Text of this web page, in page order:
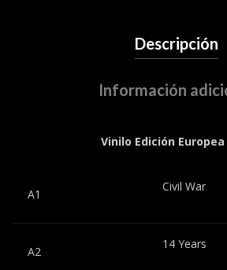
Descripción
Información
Vinilo Edición Europea
A1
Civil War
A2
14 Years